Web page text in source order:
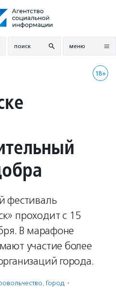
поиск меню
18+
фестиваль
проходит с 15
В марафоне
участие более
города.
, Город ·